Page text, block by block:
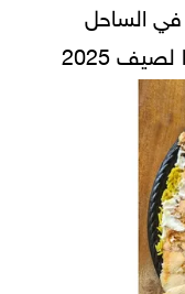
جديدة في الساحل
2025